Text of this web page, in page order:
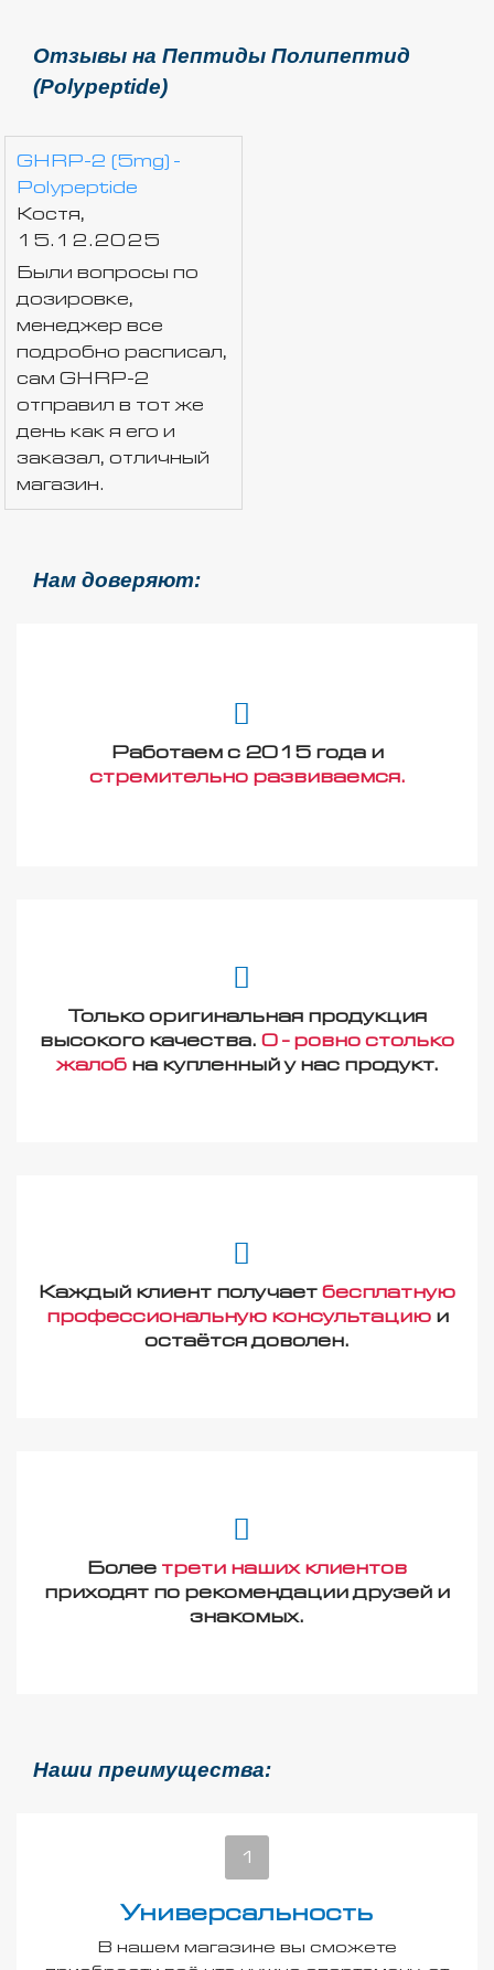
Отзывы на Пептиды Полипептид
(Polypeptide)
GHRP-2 (5mg) -
Polypeptide
Костя,
15.12.2025
Были вопросы по
дозировке,
менеджер все
подробно расписал,
сам GHRP-2
отправил в тот же
день как я его и
заказал, отличный
магазин.
Нам доверяют:
Работаем с 2015 года и
стремительно развиваемся.
Только оригинальная продукция
высокого качества. 0 - ровно столько
жалобна купленный у нас продукт.
Каждый клиент получает бесплатную
профессиональную консультациюи
остаётся доволен.
Более трети наших клиентов
приходят по рекомендации друзей и
знакомых.
Наши преимущества:
Универсальность
В нашем магазине вы сможете